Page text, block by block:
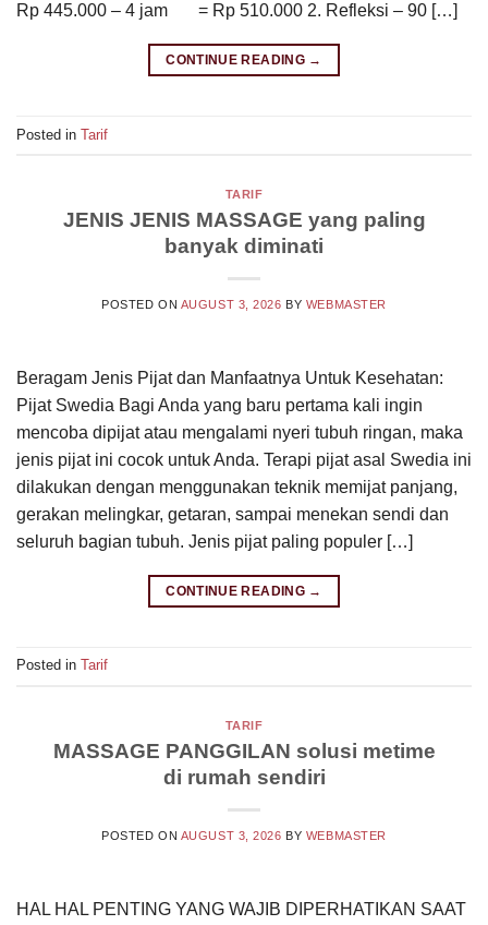
Rp 445.000 – 4 jam = Rp 510.000 2. Refleksi – 90 […]
CONTINUE READING →
Posted in Tarif
TARIF
JENIS JENIS MASSAGE yang paling
banyak diminati
POSTED ON AUGUST 3, 2026 BY WEBMASTER
Beragam Jenis Pijat dan Manfaatnya Untuk Kesehatan:
Pijat Swedia Bagi Anda yang baru pertama kali ingin
mencoba dipijat atau mengalami nyeri tubuh ringan, maka
jenis pijat ini cocok untuk Anda. Terapi pijat asal Swedia ini
dilakukan dengan menggunakan teknik memijat panjang,
gerakan melingkar, getaran, sampai menekan sendi dan
seluruh bagian tubuh. Jenis pijat paling populer […]
CONTINUE READING →
Posted in Tarif
TARIF
MASSAGE PANGGILAN solusi metime
di rumah sendiri
POSTED ON AUGUST 3, 2026 BY WEBMASTER
HAL HAL PENTING YANG WAJIB DIPERHATIKAN SAAT